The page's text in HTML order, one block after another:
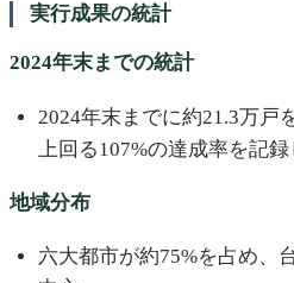
実行成果の統計
2024年末までの統計
2024年末までに約21.3万戸
上回る107%の達成率を記録
地域分布
六大都市が約75%を占め、